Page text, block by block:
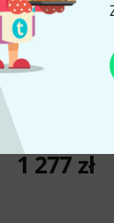
Set 6
1 277 zł